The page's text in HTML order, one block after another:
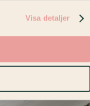
Visa detaljer